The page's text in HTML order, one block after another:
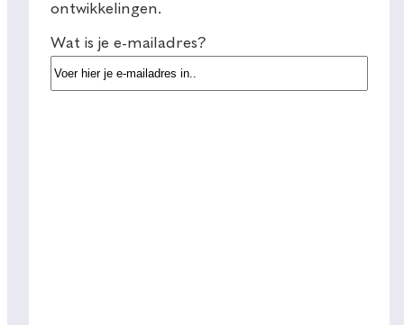
ontwikkelingen.
Wat is je e-mailadres?